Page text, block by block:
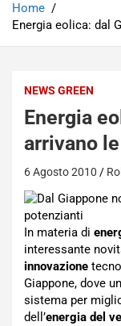
Home
Energia eolica: dal
NEWS GREEN
Energia
arrivano
6 Agosto 2010
In materia di
interessante
innovazione
Giappone, dove
sistema per
dell’energia del